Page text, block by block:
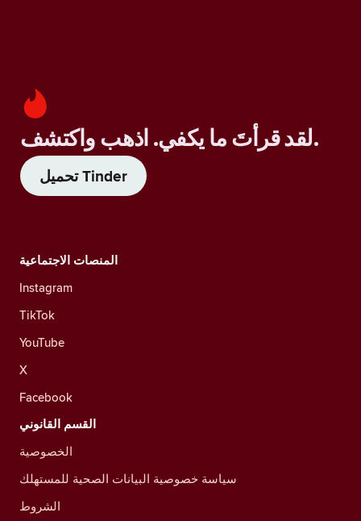
لقد قرأتَ ما يكفي. اذهب واكتشف.
تحميل Tinder
المنصات الاجتماعية
Instagram
TikTok
YouTube
X
Facebook
القسم القانوني
الخصوصية
سياسة خصوصية البيانات الصحية للمستهلك
الشروط